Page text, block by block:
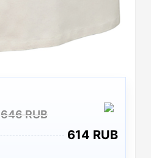
646 RUB
614 RUB